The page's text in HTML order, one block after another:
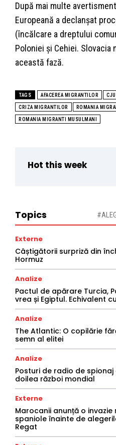
După mai multe
Europeană a declanșat
(încălcare a dreptului
Poloniei și Cehiei. Slovacia
această fază.
TAGS AFACEREA MIGRANTILOR
CRIZA MIGRANTILOR ROMANIA
ROMANIA MIGRANTI MUSULMANI
Hot this week
Topics
Externe
Câștigătorii surpriză din
Hormuz
Analize
Pactul de apărare Turcia,
vrea și Egiptul. Echivalent
Analize
The Atlantic: O copilărie
semn al elitei
Analize
Posturi de radio de
doilea război mondial
Externe
Marocanii anunță o
spaniole înainte de
Regat